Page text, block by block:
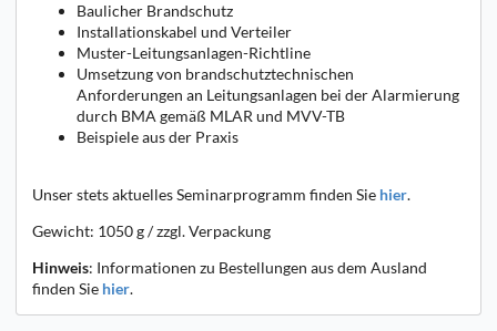
Baulicher Brandschutz
Installationskabel und Verteiler
Muster-Leitungsanlagen-Richtline
Umsetzung von brandschutztechnischen
Anforderungen an Leitungsanlagen bei der Alarmierung
durch BMA gemäß MLAR und MVV-TB
Beispiele aus der Praxis
Unser stets aktuelles Seminarprogramm finden Sie hier.
Gewicht: 1050 g / zzgl. Verpackung
Hinweis: Informationen zu Bestellungen aus dem Ausland
finden Sie hier.